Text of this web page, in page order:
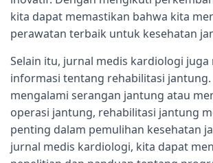
kita dapat memastikan bahwa kita
perawatan terbaik untuk kesehatan
Selain itu, jurnal medis kardiologi
informasi tentang rehabilitasi jantung.
mengalami serangan jantung atau
operasi jantung, rehabilitasi jantung
penting dalam pemulihan kesehatan
jurnal medis kardiologi, kita dapat